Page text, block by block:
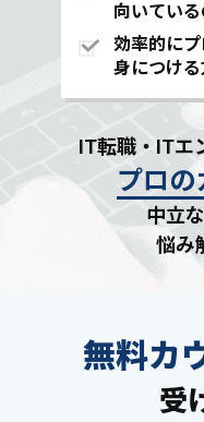
向いてい
効率的に
身につけ
IT転職・ITエ
プロの
中立
悩み
無料カ
受